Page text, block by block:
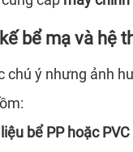
bể mạ và hệ
chú ý nhưng ảnh
bể PP hoặc PVC